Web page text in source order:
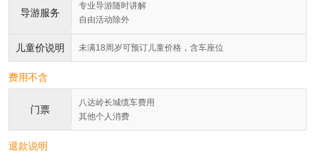
导游服务
专业导游随时讲解
自由活动除外
儿童价说明 未满18周岁可预订儿童价格，含车座位
费用不含
门票
八达岭长城缆车费用
其他个人消费
退款说明